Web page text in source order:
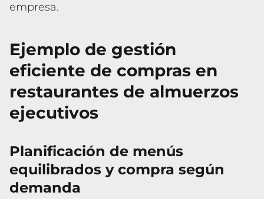
empresa.
Ejemplo de gestión
eficiente de compras en
restaurantes de almuerzos
ejecutivos
Planificación de menús
equilibrados y compra según
demanda